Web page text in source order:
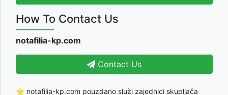
How To Contact Us
notafilia-kp.com
Contact Us
⭐ notafilia-kp.com pouzdano služi zajednici skupljača